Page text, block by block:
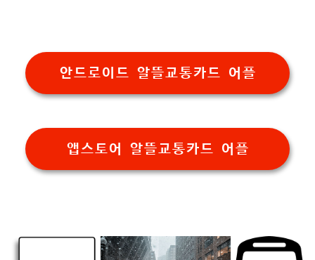
안드로이드 알뜰교통카드 어플
앱스토어 알뜰교통카드 어플